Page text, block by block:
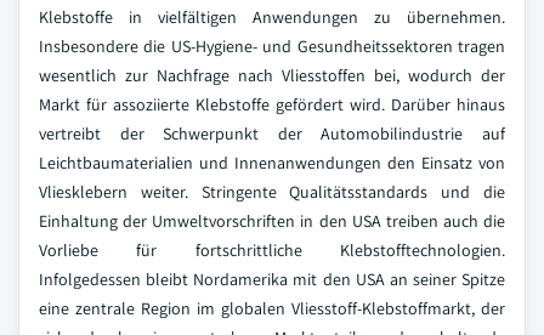
Klebstoffe in vielfältigen Anwendungen zu übernehmen.
Insbesondere die US-Hygiene- und Gesundheitssektoren tragen
wesentlich zur Nachfrage nach Vliesstoffen bei, wodurch der
Markt für assoziierte Klebstoffe gefördert wird. Darüber hinaus
vertreibt der Schwerpunkt der Automobilindustrie auf
Leichtbaumaterialien und Innenanwendungen den Einsatz von
Vliesklebern weiter. Stringente Qualitätsstandards und die
Einhaltung der Umweltvorschriften in den USA treiben auch die
Vorliebe für fortschrittliche Klebstofftechnologien.
Infolgedessen bleibt Nordamerika mit den USA an seiner Spitze
eine zentrale Region im globalen Vliesstoff-Klebstoffmarkt, der